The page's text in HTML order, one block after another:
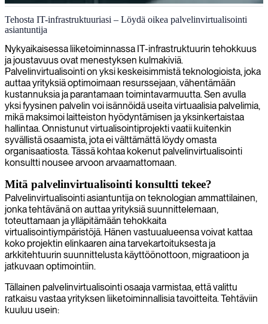
Palvelinvirtualisointi
Palvelimien virtualisointiin erikoistuneet asiantuntijamme
suunnittelevat, toteuttavat ja optimoivat ratkaisuja, jotka vähentävät
laitteistokustannuksia ja lisäävät joustavuutta IT-infrastruktuurissasi.
Tehosta IT-infrastruktuuriasi – Löydä oikea palvelinvirtualisointi
asiantuntija
Nykyaikaisessa liiketoiminnassa IT-infrastruktuurin tehokkuus
ja joustavuus ovat menestyksen kulmakiviä.
Palvelinvirtualisointi on yksi keskeisimmistä teknologioista, joka
auttaa yrityksiä optimoimaan resurssejaan, vähentämään
kustannuksia ja parantamaan toimintavarmuutta. Sen avulla
yksi fyysinen palvelin voi isännöidä useita virtuaalisia palvelimia,
mikä maksimoi laitteiston hyödyntämisen ja yksinkertaistaa
hallintaa. Onnistunut virtualisointiprojekti vaatii kuitenkin
syvällistä osaamista, jota ei välttämättä löydy omasta
organisaatiosta. Tässä kohtaa kokenut palvelinvirtualisointi
konsultti nousee arvoon arvaamattomaan.
Mitä palvelinvirtualisointi konsultti tekee?
Palvelinvirtualisointi asiantuntija on teknologian ammattilainen,
jonka tehtävänä on auttaa yrityksiä suunnittelemaan,
toteuttamaan ja ylläpitämään tehokkaita
virtualisointiympäristöjä. Hänen vastuualueensa voivat kattaa
koko projektin elinkaaren aina tarvekartoituksesta ja
arkkitehtuurin suunnittelusta käyttöönottoon, migraatioon ja
jatkuvaan optimointiin.
Tällainen palvelinvirtualisointi osaaja varmistaa, että valittu
ratkaisu vastaa yrityksen liiketoiminnallisia tavoitteita. Tehtäviin
kuuluu usein: